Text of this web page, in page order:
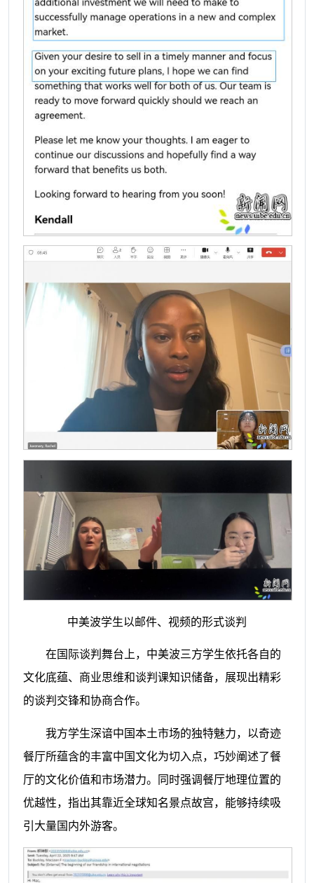
中美波学生以邮件、视频的形式谈判
在国际谈判舞台上，中美波三方学生依托各自的
文化底蕴、商业思维和谈判课知识储备，展现出精彩
的谈判交锋和协商合作。
我方学生深谙中国本土市场的独特魅力，以奇迹
餐厅所蕴含的丰富中国文化为切入点，巧妙阐述了餐
厅的文化价值和市场潜力。同时强调餐厅地理位置的
优越性，指出其靠近全球知名景点故宫，能够持续吸
引大量国内外游客。